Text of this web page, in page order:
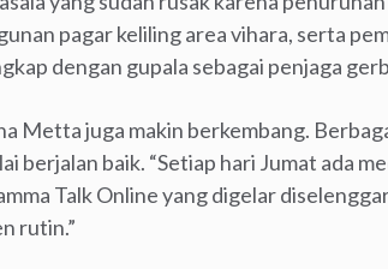
pagar keliling area vihara, serta
dengan gupala sebagai penjaga
Metta juga makin berkembang.
berjalan baik. “Setiap hari Jumat ada
Talk Online yang digelar
rutin.”